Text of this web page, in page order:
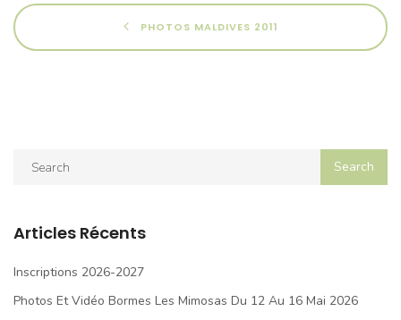
PHOTOS MALDIVES 2011
Articles Récents
Inscriptions 2026-2027
Photos Et Vidéo Bormes Les Mimosas Du 12 Au 16 Mai 2026